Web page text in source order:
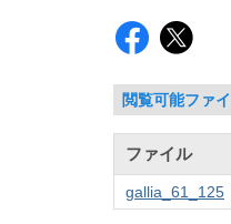
閲覧可能ファ
ファイル
gallia_61_125